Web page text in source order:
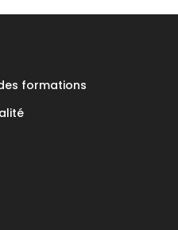
formations